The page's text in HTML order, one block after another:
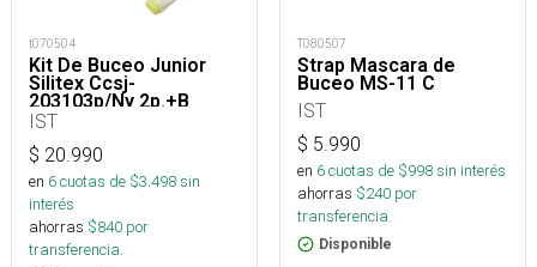
t070504
Kit De Buceo Junior
Silitex Ccsj-
203103p/Ny 2p.+B
IST
$ 20.990
en 6cuotas de $3.498sin
interés
ahorras $840 por
transferencia.
T080507
Strap Mascara de
Buceo MS-11 C
IST
$ 5.990
en 6cuotas de $998sin interés
ahorras $240 por
transferencia.
Disponible